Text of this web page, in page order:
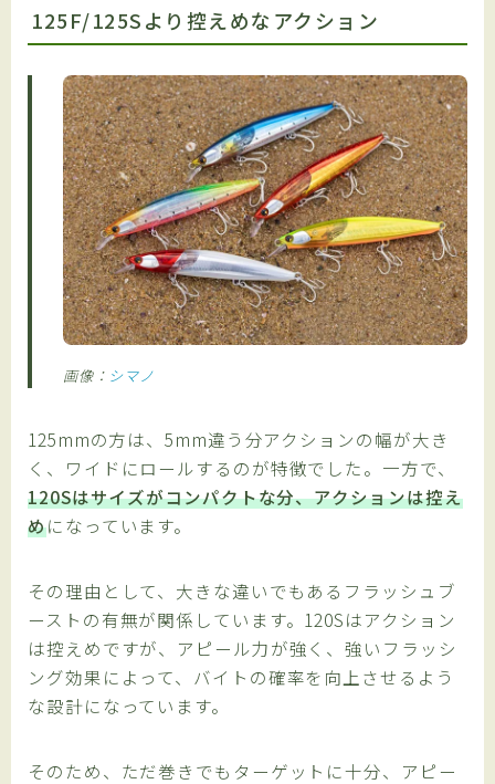
125F/125Sより控えめなアクション
画像： シマノ
125mmの方は、5mm違う分アクションの幅が大き
く、ワイドにロールするのが特徴でした。一方で、
120Sはサイズがコンパクトな分、アクションは控え
めになっています。
その理由として、大きな違いでもあるフラッシュブ
ーストの有無が関係しています。120Sはアクション
は控えめですが、アピール力が強く、強いフラッシ
ング効果によって、バイトの確率を向上させるよう
な設計になっています。
そのため、ただ巻きでもターゲットに十分、アピー